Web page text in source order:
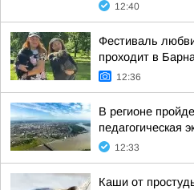
12:40
Фестиваль
проходит в
12:36
В регионе
педагогическая
12:33
Каши от